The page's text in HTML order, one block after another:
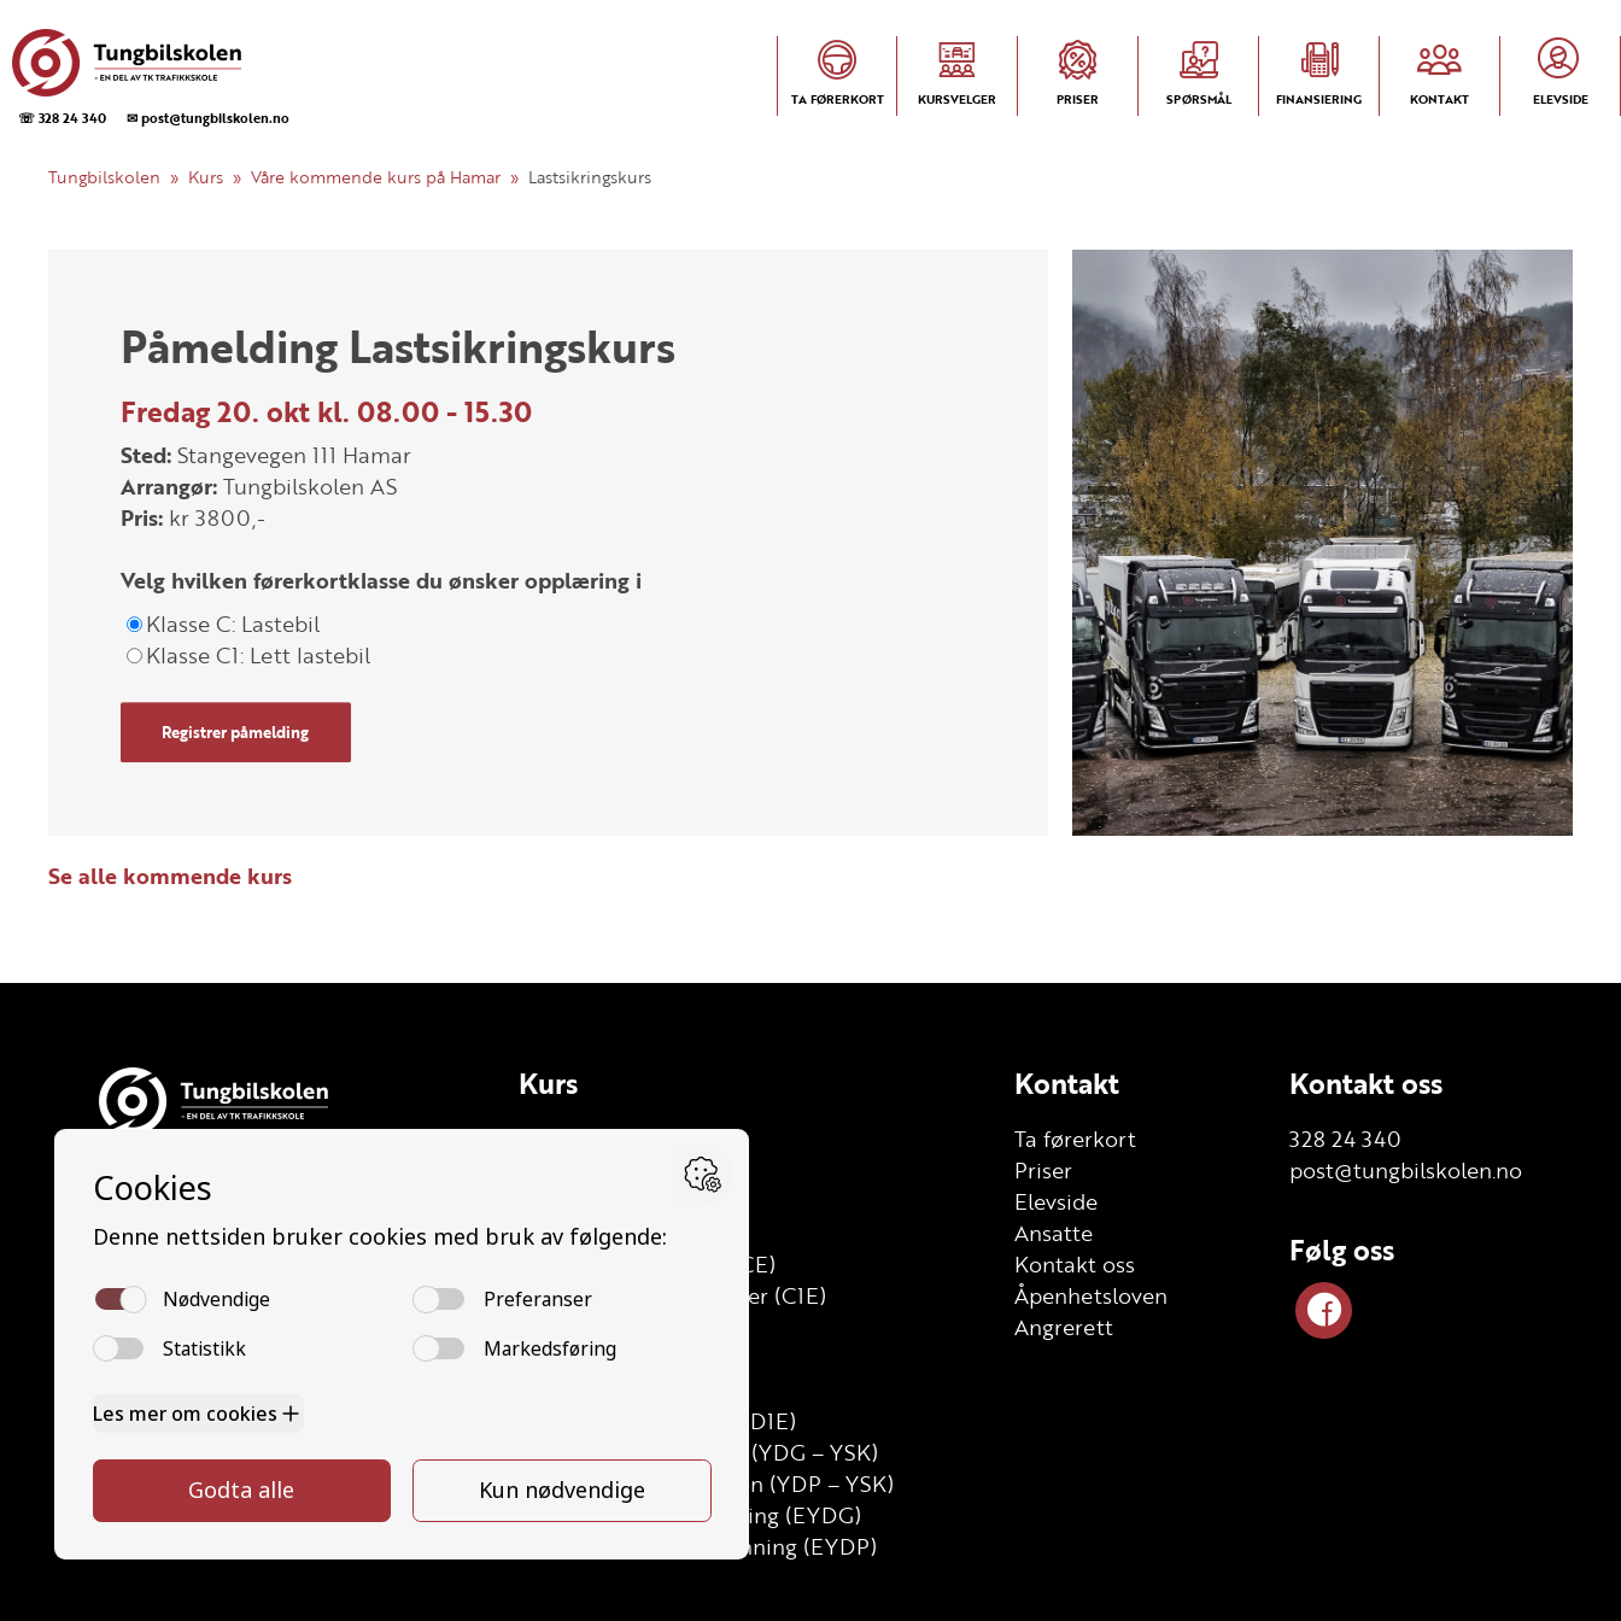
☏ 328 24 340 ✉ post@tungbilskolen.no
TA FØRERKORT KURSVELGER PRISER SPØRSMÅL FINANSIERING KONTAKT ELEVSIDE
Tungbilskolen Kurs Våre kommende kurs på Hamar Lastsikringskurs
Påmelding Lastsikringskurs
Fredag 20. okt kl. 08.00 - 15.30
Sted:Stangevegen 111 Hamar
Arrangør:Tungbilskolen AS
Pris: kr 3800,-
Velg hvilken førerkortklasse du ønsker opplæring i
Klasse C: Lastebil
Klasse C1: Lett lastebil
Registrer påmelding
Se alle kommende kurs
Tungbilskolen AS
Nedre Eikervei 14, 3045 Drammen
Tungbilskolen Sarpsborg:
Opphaugveien 3, 1738 Borgenhaugen
Tungbilskolen Hamar:
Hensmoveien 16, 3516 Hønefoss
Kurs
Alle
Lett lastebil (C1)
Lastebil med henger (CE)
Lett lastebil med henger (C1E)
Buss med henger (DE)
Minibuss med henger (D1E)
Grunnutdanning Gods (YDG – YSK)
Grunnutdanning Person (YDP – YSK)
YSK Gods etterutdanning (EYDG)
YSK Person etterutdanning (EYDP)
Kontakt
Ta førerkort
Priser
Elevside
Ansatte
Kontakt oss
Åpenhetsloven
Angrerett
Kontakt oss
328 24 340
post@tungbilskolen.no
Følg oss